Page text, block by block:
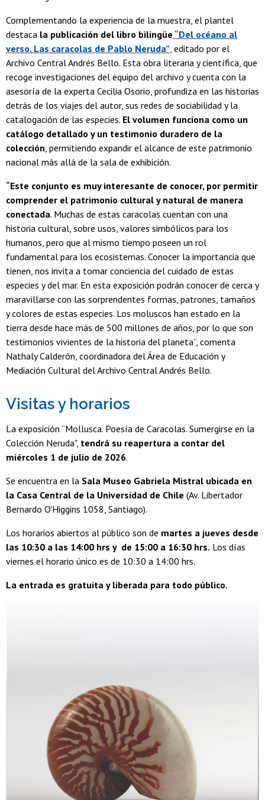
Complementando la experiencia de la muestra, el plantel
destaca la publicación del libro bilingüe “Del océano al
verso. Las caracolas de Pablo Neruda”, editado por el
Archivo Central Andrés Bello. Esta obra literaria y científica, que
recoge investigaciones del equipo del archivo y cuenta con la
asesoría de la experta Cecilia Osorio, profundiza en las historias
detrás de los viajes del autor, sus redes de sociabilidad y la
catalogación de las especies. El volumen funciona como un
catálogo detallado y un testimonio duradero de la
colección, permitiendo expandir el alcance de este patrimonio
nacional más allá de la sala de exhibición.
“Este conjunto es muy interesante de conocer, por permitir
comprender el patrimonio cultural y natural de manera
conectada. Muchas de estas caracolas cuentan con una
historia cultural, sobre usos, valores simbólicos para los
humanos, pero que al mismo tiempo poseen un rol
fundamental para los ecosistemas. Conocer la importancia que
tienen, nos invita a tomar conciencia del cuidado de estas
especies y del mar. En esta exposición podrán conocer de cerca y
maravillarse con las sorprendentes formas, patrones, tamaños
y colores de estas especies. Los moluscos han estado en la
tierra desde hace más de 500 millones de años, por lo que son
testimonios vivientes de la historia del planeta”, comenta
Nathaly Calderón, coordinadora del Área de Educación y
Mediación Cultural del Archivo Central Andrés Bello.
Visitas y horarios
La exposición “Mollusca. Poesía de Caracolas. Sumergirse en la
Colección Neruda", tendrá su reapertura a contar del
miércoles 1 de julio de 2026.
Se encuentra en la Sala Museo Gabriela Mistral ubicada en
la Casa Central de la Universidad de Chile (Av. Libertador
Bernardo O'Higgins 1058, Santiago).
Los horarios abiertos al público son de martes a jueves desde
las 10:30 a las 14:00 hrs y de 15:00 a 16:30 hrs. Los días
viernes el horario único es de 10:30 a 14:00 hrs.
La entrada es gratuita y liberada para todo público.